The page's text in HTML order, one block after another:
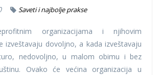
Saveti i najbolje prakse
organizacijama i njihovim
izveštavaju dovoljno, a kada izveštavaju
nedovoljno, u malom obimu i bez
Ovako će većina organizacija u